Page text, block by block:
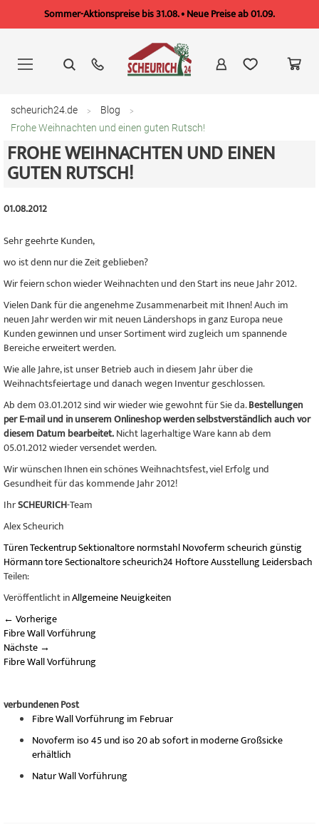
Sommer-Aktionspreise bis 31.08. • Neue Preise ab 01.09.
springen
scheurich24.de
Blog
Frohe Weihnachten und einen guten Rutsch!
FROHE WEIHNACHTEN UND EINEN
GUTEN RUTSCH!
01.08.2012
Sehr geehrte Kunden,
wo ist denn nur die Zeit geblieben?
Wir feiern schon wieder Weihnachten und den Start ins neue Jahr 2012.
Vielen Dank für die angenehme Zusammenarbeit mit Ihnen! Auch im
neuen Jahr werden wir mit neuen Ländershops in ganz Europa neue
Kunden gewinnen und unser Sortiment wird zugleich um spannende
Bereiche erweitert werden.
Wie alle Jahre, ist unser Betrieb auch in diesem Jahr über die
Weihnachtsfeiertage und danach wegen Inventur geschlossen.
Ab dem 03.01.2012 sind wir wieder wie gewohnt für Sie da.Bestellungen
per E-mail und in unserem Onlineshop werden selbstverständlich auch vor
diesem Datum bearbeitet.Nicht lagerhaltige Ware kann ab dem
05.01.2012 wieder versendet werden.
Wir wünschen Ihnen ein schönes Weihnachtsfest, viel Erfolg und
Gesundheit für das kommende Jahr 2012!
IhrSCHEURICH-Team
Alex Scheurich
TürenTeckentrupSektionaltorenormstahlNovofermscheurichgünstig
HörmanntoreSectionaltorescheurich24 HoftoreAusstellungLeidersbach
Teilen:
Veröffentlicht inAllgemeine Neuigkeiten
← Vorherige
Fibre Wall Vorführung
Nächste →
Fibre Wall Vorführung
verbundenen Post
Fibre Wall Vorführung im Februar
Novoferm iso 45 und iso 20 ab sofort in moderne Großsicke
erhältlich
Natur Wall Vorführung